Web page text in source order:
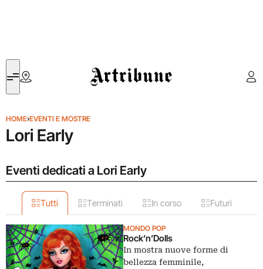
Artribune
HOME›EVENTI E MOSTRE
Lori Early
Eventi dedicati a Lori Early
Tutti Terminati In corso Futuri
MONDO POP
Rock’n’Dolls
In mostra nuove forme di
bellezza femminile,